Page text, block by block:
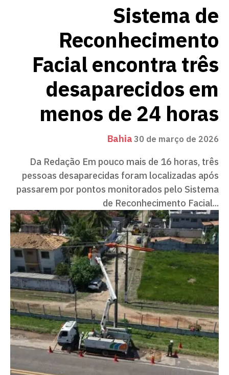
Sistema de
Reconhecimento
Facial encontra três
desaparecidos em
menos de 24 horas
Bahia30 de março de 2026
Da Redação Em pouco mais de 16 horas, três
pessoas desaparecidas foram localizadas após
passarem por pontos monitorados pelo Sistema
de Reconhecimento Facial...